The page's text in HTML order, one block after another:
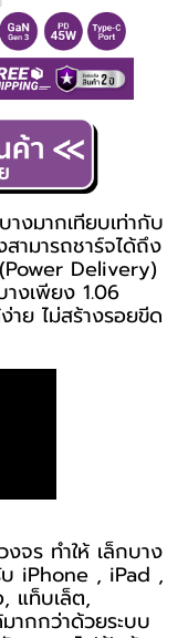
างมากเทียบเท่ากับ
ามารถชาร์จได้ถึง
Delivery)
งเพียง 1.06
าย ไม่สร้างรอยขีด
งจร ทำให้ เล็กบาง
บ iPhone , iPad ,
แท็บเล็ต,
ากกว่าด้วยระบบ